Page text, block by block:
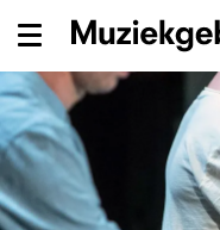
Menu